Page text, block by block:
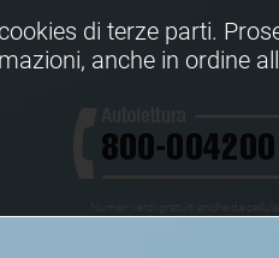
di terze parti.
anche in ordine